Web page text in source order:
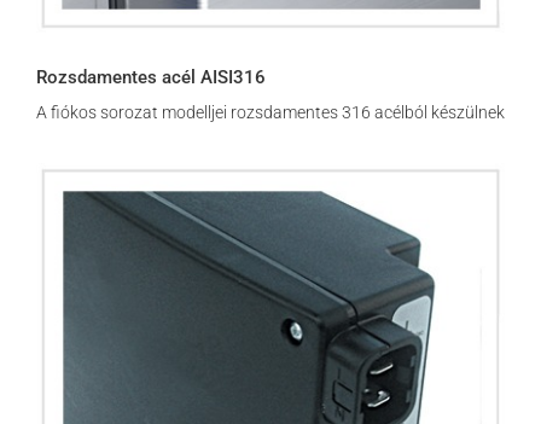
Rozsdamentes acél AISI316
A fiókos sorozat modelljei rozsdamentes 316 acélból készülnek